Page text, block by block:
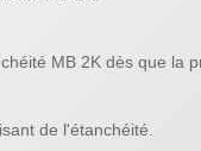
MB 2K dès que la
de l'étanchéité.